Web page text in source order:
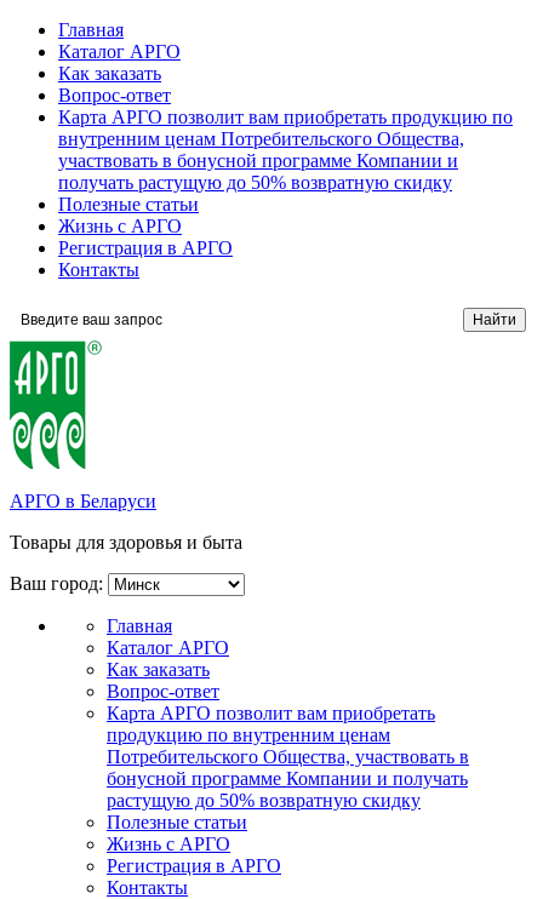
Главная
Каталог АРГО
Как заказать
Вопрос-ответ
Карта АРГО позволит вам приобретать продукцию по
внутренним ценам Потребительского Общества,
участвовать в бонусной программе Компании и
получать растущую до 50% возвратную скидку
Полезные статьи
Жизнь с АРГО
Регистрация в АРГО
Контакты
АРГО в Беларуси
Товары для здоровья и быта
Ваш город:
Главная
Каталог АРГО
Как заказать
Вопрос-ответ
Карта АРГО позволит вам приобретать
продукцию по внутренним ценам
Потребительского Общества, участвовать в
бонусной программе Компании и получать
растущую до 50% возвратную скидку
Полезные статьи
Жизнь с АРГО
Регистрация в АРГО
Контакты